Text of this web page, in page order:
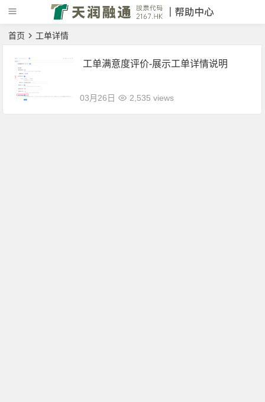
首页 工单详情
工单满意度评价-展示工单详情说明
03月26日 2,535 views